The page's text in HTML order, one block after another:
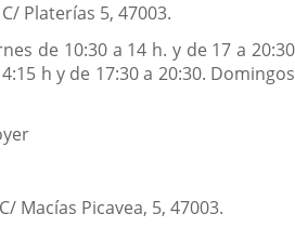
Platerías 5, 47003.
de 10:30 a 14 h. y de 17 a 20:30
h y de 17:30 a 20:30. Domingos
Macías Picavea, 5, 47003.